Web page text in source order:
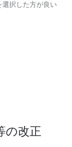
択した方が良い
の改正